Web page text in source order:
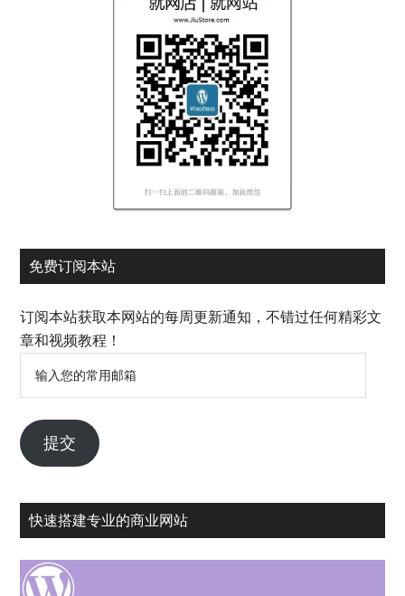
免费订阅本站
订阅本站获取本网站的每周更新通知，不错过任何精彩文
章和视频教程！
的
常
邮
箱
提交
快速搭建专业的商业网站